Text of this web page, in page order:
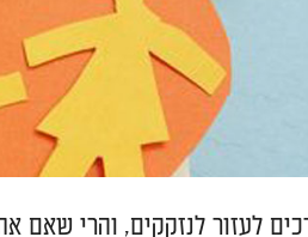
לעזור לנזקקים, והרי שאם